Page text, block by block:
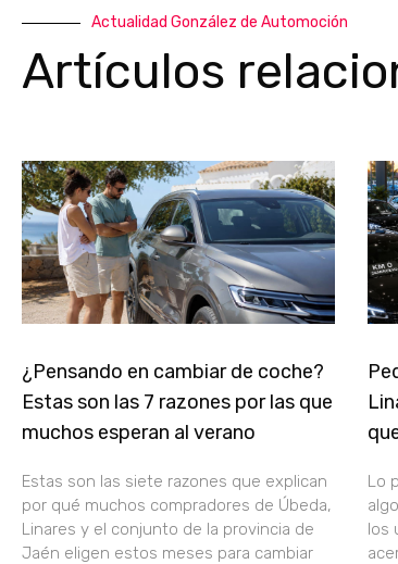
Actualidad González de Automoción
Artículos
¿Pensando en cambiar de coche?
Estas son las 7 razones por las que
muchos esperan al verano
Estas son las siete razones que explican
por qué muchos compradores de Úbeda,
Linares y el conjunto de la provincia de
Jaén eligen estos meses para cambiar
Lo
los